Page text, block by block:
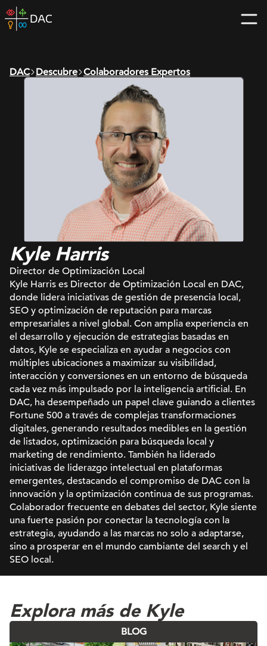
Skip
to
home
DAC Descubre Colaboradores Expertos
Kyle Harris
Director de Optimización Local
Kyle Harris es Director de Optimización Local en DAC,
donde lidera iniciativas de gestión de presencia local,
SEO y optimización de reputación para marcas
empresariales a nivel global. Con amplia experiencia en
el desarrollo y ejecución de estrategias basadas en
datos, Kyle se especializa en ayudar a negocios con
múltiples ubicaciones a maximizar su visibilidad,
interacción y conversiones en un entorno de búsqueda
cada vez más impulsado por la inteligencia artificial. En
DAC, ha desempeñado un papel clave guiando a clientes
Fortune 500 a través de complejas transformaciones
digitales, generando resultados medibles en la gestión
de listados, optimización para búsqueda local y
marketing de rendimiento. También ha liderado
iniciativas de liderazgo intelectual en plataformas
emergentes, destacando el compromiso de DAC con la
innovación y la optimización continua de sus programas.
Colaborador frecuente en debates del sector, Kyle siente
una fuerte pasión por conectar la tecnología con la
estrategia, ayudando a las marcas no solo a adaptarse,
sino a prosperar en el mundo cambiante del search y el
SEO local.
Explora más de Kyle
BLOG